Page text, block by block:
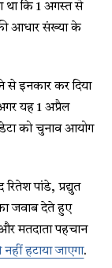
था कि 1 अगस्त से
आधार संख्या के
से इनकार कर दिया
यह 1 अप्रैल
को चुनाव आयोग
पांडे, प्रद्युत
जवाब देते हुए
मतदाता पहचान
हटाया जाएगा.